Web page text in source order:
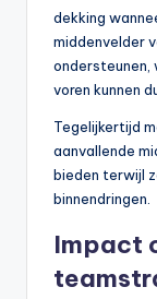
dekking
middenvelder
ondersteunen,
voren kunnen
Tegelijkertijd
aanvallende
bieden terwijl
binnendringen.
Impact